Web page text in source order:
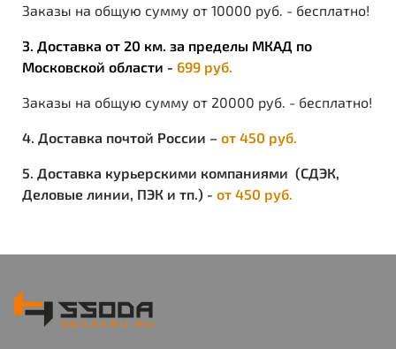
Заказы на общую сумму от 10000 руб. - бесплатно!
3. Доставка от 20 км. за пределы МКАД по
Московской области - 699 руб.
Заказы на общую сумму от 20000 руб. - бесплатно!
4. Доставка почтой России – от 450 руб.
5. Доставка курьерскими компаниями (СДЭК,
Деловые линии, ПЭК и тп.) - от 450 руб.